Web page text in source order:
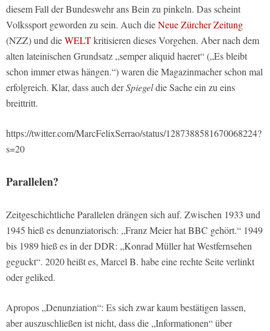
diesem Fall der Bundeswehr ans Bein zu pinkeln. Das scheint
Volkssport geworden zu sein. Auch dieNeue Zürcher Zeitung
(NZZ) und dieWELTkritisieren dieses Vorgehen. Aber nach dem
alten lateinischen Grundsatz „semper aliquid haeret“ („Es bleibt
schon immer etwas hängen.“) waren die Magazinmacher schon mal
erfolgreich. Klar, dass auch derSpiegeldie Sache ein zu eins
breittritt.
https://twitter.com/MarcFelixSerrao/status/1287388581670068224?
s=20
Parallelen?
Zeitgeschichtliche Parallelen drängen sich auf. Zwischen 1933 und
1945 hieß es denunziatorisch: „Franz Meier hat BBC gehört.“ 1949
bis 1989 hieß es in der DDR: „Konrad Müller hat Westfernsehen
geguckt“. 2020 heißt es, Marcel B. habe eine rechte Seite verlinkt
oder geliked.
Apropos „Denunziation“: Es sich zwar kaum bestätigen lassen,
aber auszuschließen ist nicht, dass die „Informationen“ über